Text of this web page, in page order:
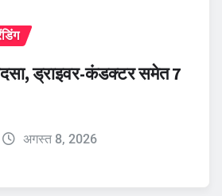
ड्राइवर-कंडक्टर समेत 7
अगस्त 8, 2026